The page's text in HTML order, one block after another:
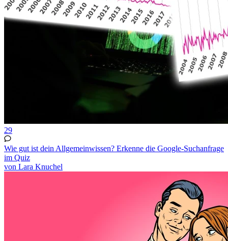
29
Wie gut ist dein Allgemeinwissen? Erkenne die Google-Suchanfrage
im Quiz
von Lara Knuchel